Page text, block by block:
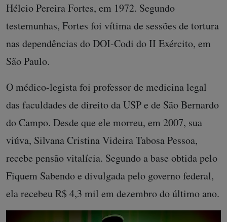
Hélcio Pereira Fortes, em 1972. Segundo
testemunhas, Fortes foi vítima de sessões de tortura
nas dependências do DOI-Codi do II Exército, em
São Paulo.
O médico-legista foi professor de medicina legal
das faculdades de direito da USP e de São Bernardo
do Campo. Desde que ele morreu, em 2007, sua
viúva, Silvana Cristina Videira Tabosa Pessoa,
recebe pensão vitalícia. Segundo a base obtida pelo
Fiquem Sabendo e divulgada pelo governo federal,
ela recebeu R$ 4,3 mil em dezembro do último ano.